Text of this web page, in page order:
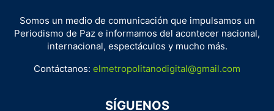
Somos un medio de comunicación que impulsamos un
Periodismo de Paz e informamos del acontecer nacional,
internacional, espectáculos y mucho más.
Contáctanos: elmetropolitanodigital@gmail.com
SÍGUENOS